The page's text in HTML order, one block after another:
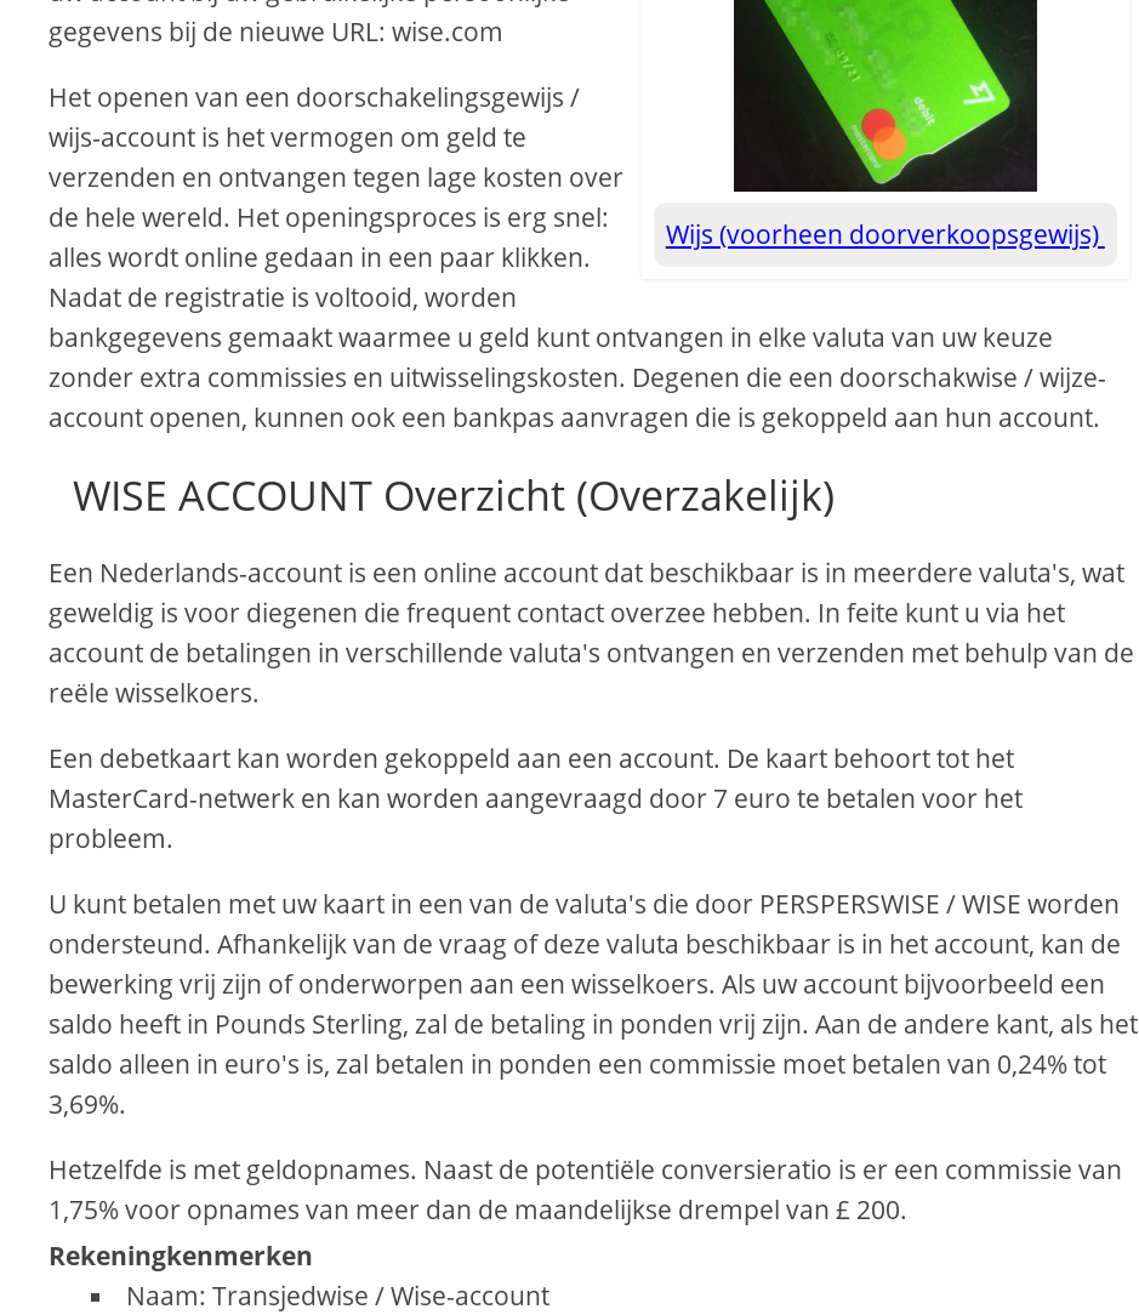
Wijs (voorheen doorverkoopsgewijs)
gegevens bij de nieuwe URL: wise.com
Het openen van een doorschakelingsgewijs /
wijs-account is het vermogen om geld te
verzenden en ontvangen tegen lage kosten over
de hele wereld. Het openingsproces is erg snel:
alles wordt online gedaan in een paar klikken.
Nadat de registratie is voltooid, worden
bankgegevens gemaakt waarmee u geld kunt ontvangen in elke valuta van uw keuze
zonder extra commissies en uitwisselingskosten. Degenen die een doorschakwise / wijze-
account openen, kunnen ook een bankpas aanvragen die is gekoppeld aan hun account.
WISE ACCOUNT Overzicht (Overzakelijk)
Een Nederlands-account is een online account dat beschikbaar is in meerdere valuta's, wat
geweldig is voor diegenen die frequent contact overzee hebben. In feite kunt u via het
account de betalingen in verschillende valuta's ontvangen en verzenden met behulp van de
reële wisselkoers.
Een debetkaart kan worden gekoppeld aan een account. De kaart behoort tot het
MasterCard-netwerk en kan worden aangevraagd door 7 euro te betalen voor het
probleem.
U kunt betalen met uw kaart in een van de valuta's die door PERSPERSWISE / WISE worden
ondersteund. Afhankelijk van de vraag of deze valuta beschikbaar is in het account, kan de
bewerking vrij zijn of onderworpen aan een wisselkoers. Als uw account bijvoorbeeld een
saldo heeft in Pounds Sterling, zal de betaling in ponden vrij zijn. Aan de andere kant, als het
saldo alleen in euro's is, zal betalen in ponden een commissie moet betalen van 0,24% tot
3,69%.
Hetzelfde is met geldopnames. Naast de potentiële conversieratio is er een commissie van
1,75% voor opnames van meer dan de maandelijkse drempel van £ 200.
Rekeningkenmerken
Naam: Transjedwise / Wise-account